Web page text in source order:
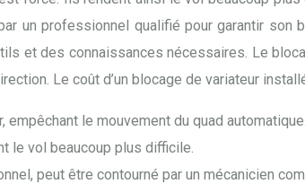
un professionnel qualifié pour garantir son
et des connaissances nécessaires. Le
Le coût d’un blocage de variateur
le mouvement du quad automatique.
le vol beaucoup plus difficile.
peut être contourné par un mécanicien